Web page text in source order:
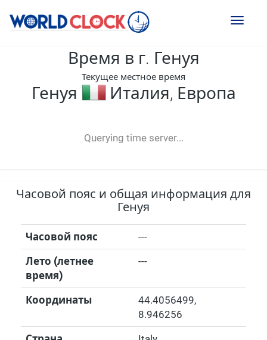
Toggle
Время в г. Генуя
Текущее местное время
Генуя Италия, Европа
Querying time server...
-- ---- ----
Часовой пояс и общая информация для
Генуя
Часовой пояс ---
Лето (летнее
время)
---
Координаты 44.4056499,
8.946256